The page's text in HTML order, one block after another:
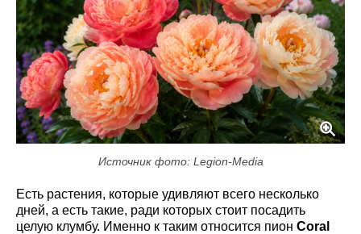
Источник фото: Legion-Media
Есть растения, которые удивляют всего несколько
дней, а есть такие, ради которых стоит посадить
целую клумбу. Именно к таким относится пион Coral